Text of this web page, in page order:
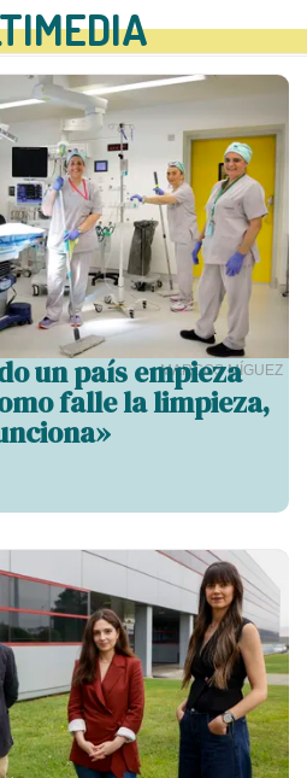
MARCOS MÍGUEZ
un país empieza
falle la limpieza,